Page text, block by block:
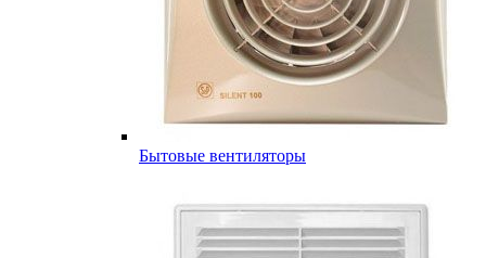
Бытовые вентиляторы